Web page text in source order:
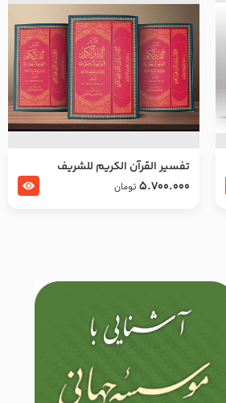
تفسير القرآن الكريم للشريف
المرتضي قدس سرّه
5.700.000 تومان